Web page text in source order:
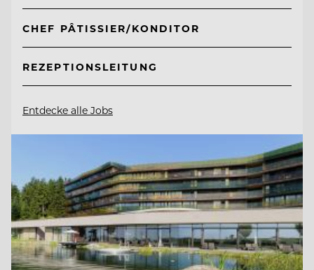
CHEF PÂTISSIER/KONDITOR
REZEPTIONSLEITUNG
Entdecke alle Jobs